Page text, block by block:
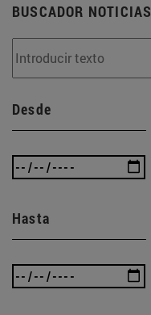
BUSCADOR NOTICIAS
Desde
Hasta